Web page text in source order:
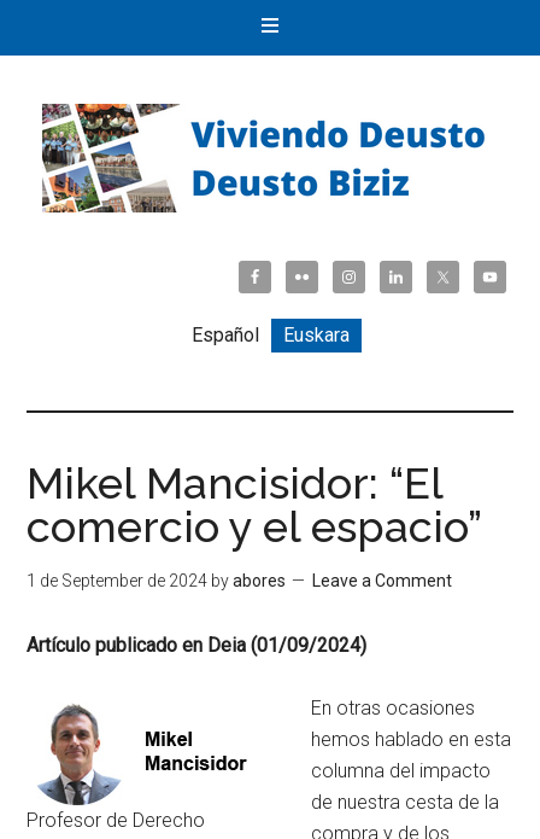
Español Euskara
Mikel Mancisidor: “El
comercio y el espacio”
1 de September de 2024 byabores Leave a Comment
Artículo publicado en Deia (01/09/2024)
Profesor de Derecho
En otras ocasiones
hemos hablado en esta
columna del impacto
de nuestra cesta de la
compra y de los